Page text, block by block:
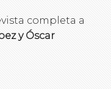
completa a
y Óscar